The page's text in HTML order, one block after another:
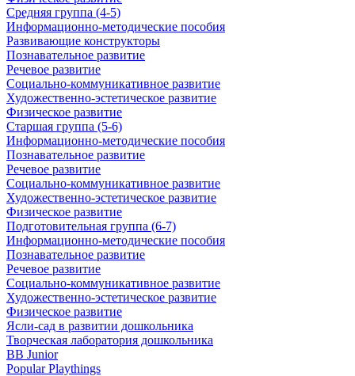
Средняя группа (4-5)
Информационно-методические пособия
Развивающие конструкторы
Познавательное развитие
Речевое развитие
Социально-коммуникативное развитие
Художественно-эстетическое развитие
Физическое развитие
Старшая группа (5-6)
Информационно-методические пособия
Познавательное развитие
Речевое развитие
Социально-коммуникативное развитие
Художественно-эстетическое развитие
Физическое развитие
Подготовительная группа (6-7)
Информационно-методические пособия
Познавательное развитие
Речевое развитие
Социально-коммуникативное развитие
Художественно-эстетическое развитие
Физическое развитие
Ясли-сад в развитии дошкольника
Творческая лаборатория дошкольника
BB Junior
Popular Playthings